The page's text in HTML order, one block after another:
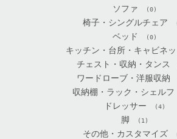
ソファ (0)
椅子・シングルチェア
ベッド (0)
キッチン・台所・キャビネッ
チェスト・収納・タンス
ワードローブ・洋服収納
収納棚・ラック・シェルフ
ドレッサー (4)
脚 (1)
その他・カスタマイズ